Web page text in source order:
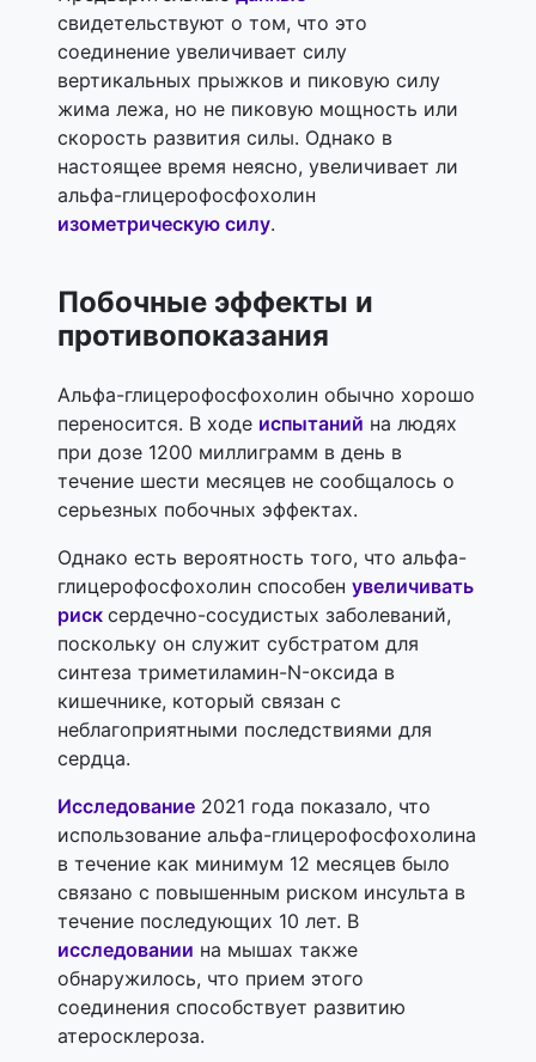
свидетельствуют о том, что это
соединение увеличивает силу
вертикальных прыжков и пиковую силу
жима лежа, но не пиковую мощность или
скорость развития силы. Однако в
настоящее время неясно, увеличивает ли
альфа-глицерофосфохолин
изометрическую силу.
Побочные эффекты и
противопоказания
Альфа-глицерофосфохолин обычно хорошо
переносится. В ходе испытаний на людях
при дозе 1200 миллиграмм в день в
течение шести месяцев не сообщалось о
серьезных побочных эффектах.
Однако есть вероятность того, что альфа-
глицерофосфохолин способен увеличивать
риск сердечно-сосудистых заболеваний,
поскольку он служит субстратом для
синтеза триметиламин-N-оксида в
кишечнике, который связан с
неблагоприятными последствиями для
сердца.
Исследование 2021 года показало, что
использование альфа-глицерофосфохолина
в течение как минимум 12 месяцев было
связано с повышенным риском инсульта в
течение последующих 10 лет. В
исследовании на мышах также
обнаружилось, что прием этого
соединения способствует развитию
атеросклероза.